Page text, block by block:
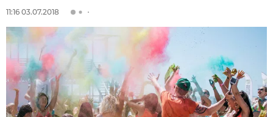
11:16 03.07.2018